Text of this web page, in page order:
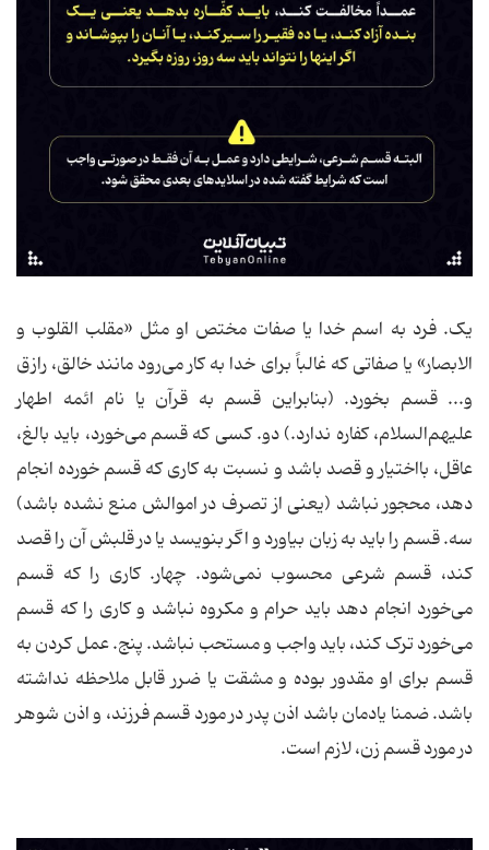
یک. فرد به اسم خدا یا صفات مختص او مثل «مقلب القلوب و
الابصار» یا صفاتی که غالباً برای خدا به کار می‌رود مانند خالق، رازق
و... قسم بخورد. (بنابراین قسم به قرآن یا نام ائمه اطهار
علیهم‌السلام، کفاره ندارد.) دو. کسی که قسم می‌خورد، باید بالغ،
عاقل، بااختیار و قصد باشد و نسبت به کاری که قسم خورده انجام
دهد، محجور نباشد (یعنی از تصرف در اموالش منع نشده باشد)
سه. قسم را باید به زبان بیاورد و اگر بنویسد یا در قلبش آن را قصد
کند، قسم شرعی محسوب نمی‌شود. چهار. کاری را که قسم
می‌خورد انجام دهد باید حرام و مکروه نباشد و کاری را که قسم
می‌خورد ترک کند، باید واجب و مستحب نباشد. پنج. عمل کردن به
قسم برای او مقدور بوده و مشقت یا ضرر قابل ملاحظه نداشته
باشد. ضمنا یادمان باشد اذن پدر در مورد قسم فرزند، و اذن شوهر
در مورد قسم زن، لازم است.